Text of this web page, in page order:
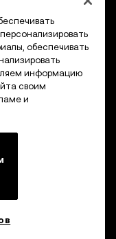
обеспечивать
информацию
своим
и